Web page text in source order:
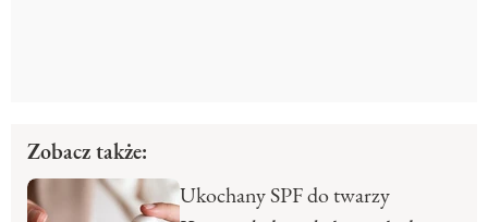
Zobacz także:
Ukochany SPF do twarzy